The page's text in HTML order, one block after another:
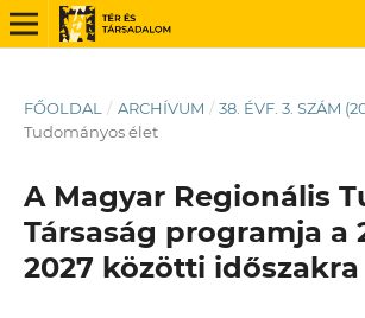
FŐOLDAL / ARCHÍVUM / 38. ÉVF. 3. SZÁM
Tudományos élet
A Magyar Regionális
Társaság programja a
2027 közötti időszakra